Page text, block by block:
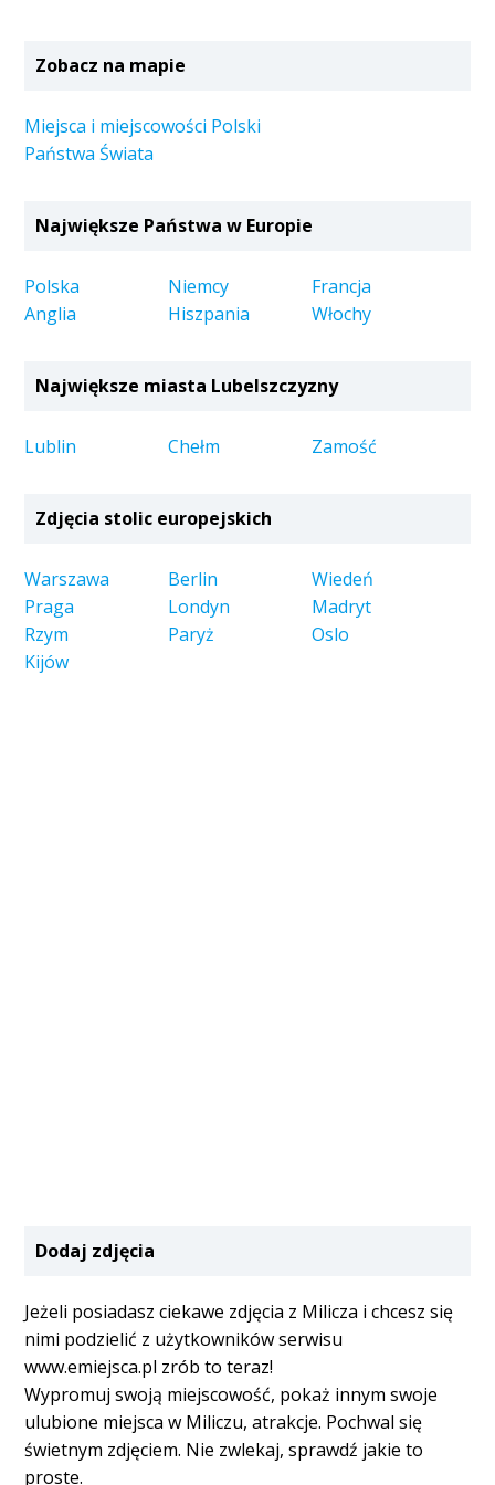
Zobacz na mapie
Miejsca i miejscowości Polski
Państwa Świata
Największe Państwa w Europie
Polska Niemcy
Francja
Anglia
Hiszpania Włochy
Największe miasta Lubelszczyzny
Lublin Chełm Zamość
Zdjęcia stolic europejskich
Warszawa Berlin
Wiedeń
Praga
Londyn
Madryt
Rzym
Paryż
Oslo
Kijów
Dodaj zdjęcia
Jeżeli posiadasz ciekawe zdjęcia z Milicza i chcesz się
nimi podzielić z użytkowników serwisu
www.emiejsca.pl zrób to teraz!
Wypromuj swoją miejscowość, pokaż innym swoje
ulubione miejsca w Miliczu, atrakcje. Pochwal się
świetnym zdjęciem. Nie zwlekaj, sprawdź jakie to
proste.